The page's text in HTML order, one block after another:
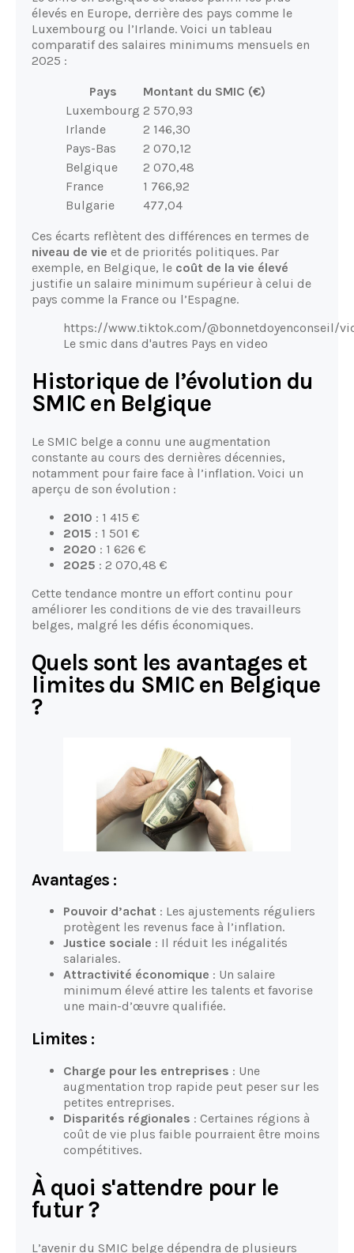
élevés en Europe, derrière des pays comme le
Luxembourg ou l’Irlande. Voici un tableau
comparatif des salaires minimums mensuels en
2025 :
Pays
Montant du SMIC (€)
Luxembourg 2 570,93
Irlande
2 146,30
Pays-Bas
2 070,12
Belgique
2 070,48
France
1 766,92
Bulgarie
477,04
Ces écarts reflètent des différences en termes de
niveau de vie et de priorités politiques. Par
exemple, en Belgique, le coût de la vie élevé
justifie un salaire minimum supérieur à celui de
pays comme la France ou l’Espagne.
https://www.tiktok.com/@bonnetdoyenconseil/
Le smic dans d'autres Pays en video
Historique de l’évolution du
SMIC en Belgique
Le SMIC belge a connu une augmentation
constante au cours des dernières décennies,
notamment pour faire face à l’inflation. Voici un
aperçu de son évolution :
2010 : 1 415 €
2015 : 1 501 €
2020 : 1 626 €
2025 : 2 070,48 €
Cette tendance montre un effort continu pour
améliorer les conditions de vie des travailleurs
belges, malgré les défis économiques.
Quels sont les avantages et
limites du SMIC en Belgique
?
Avantages :
Pouvoir d’achat : Les ajustements réguliers
protègent les revenus face à l’inflation.
Justice sociale : Il réduit les inégalités
salariales.
Attractivité économique : Un salaire
minimum élevé attire les talents et favorise
une main-d’œuvre qualifiée.
Limites :
Charge pour les entreprises : Une
augmentation trop rapide peut peser sur les
petites entreprises.
Disparités régionales : Certaines régions à
coût de vie plus faible pourraient être moins
compétitives.
À quoi s'attendre pour le
futur ?
L’avenir du SMIC belge dépendra de plusieurs